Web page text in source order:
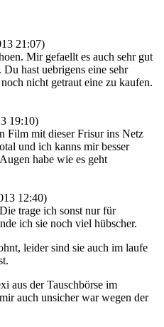
21:07)
Mir gefaellt es auch sehr gut
hast uebrigens eine sehr
nicht getraut eine zu kaufen.
19:10)
Film mit dieser Frisur ins Netz
und ich kanns mir besser
habe wie es geht
12:40)
trage ich sonst nur für
ich sie noch viel hübscher.
leider sind sie auch im laufe
aus der Tauschbörse im
auch unsicher war wegen der